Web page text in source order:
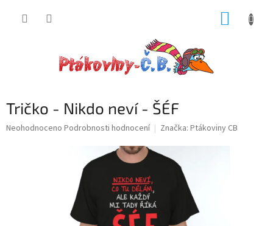
Tričko - Nikdo neví - ŠÉF
Průměrné
Neohodnoceno Podrobnosti hodnocení Značka: Ptákoviny CB